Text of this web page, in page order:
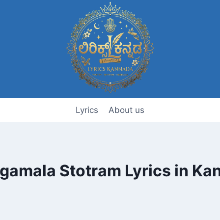
Lyrics About us
Stotram Lyrics in